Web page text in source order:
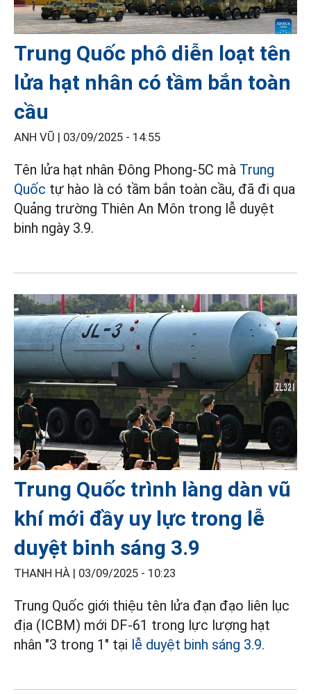
Trung Quốc phô diễn loạt tên
lửa hạt nhân có tầm bắn toàn
cầu
ANH VŨ | 03/09/2025 - 14:55
Tên lửa hạt nhân Đông Phong-5C mà Trung
Quốc tự hào là có tầm bắn toàn cầu, đã đi qua
Quảng trường Thiên An Môn trong lễ duyệt
binh ngày 3.9.
Trung Quốc trình làng dàn vũ
khí mới đầy uy lực trong lễ
duyệt binh sáng 3.9
THANH HÀ | 03/09/2025 - 10:23
Trung Quốc giới thiệu tên lửa đạn đạo liên lục
địa (ICBM) mới DF-61 trong lực lượng hạt
nhân "3 trong 1" tại lễ duyệt binh sáng 3.9.